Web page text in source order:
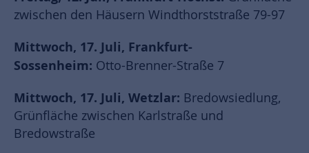
zwischen den Häusern Windthorststraße 79-97
Mittwoch, 17. Juli, Frankfurt-
Sossenheim: Otto-Brenner-Straße 7
Mittwoch, 17. Juli, Wetzlar: Bredowsiedlung,
Grünfläche zwischen Karlstraße und
Bredowstraße